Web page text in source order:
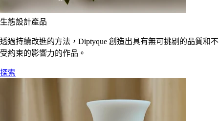
生態設計產品
透過持續改進的方法，Diptyque 創造出具有無可挑剔的品質和不
受約束的影響力的作品。
探索